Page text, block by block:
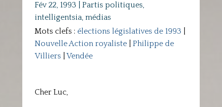
Fév 22, 1993
Partis politiques,
intelligentsia, médias
Mots clefs : élections législatives de 1993
Nouvelle Action royaliste| Philippe de
Villiers| Vendée
Cher Luc,